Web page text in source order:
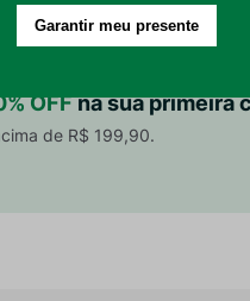
30 cm de sobra em
decoração?
tons semelhantes
OFFna sua primeira
de R$ 199,90.